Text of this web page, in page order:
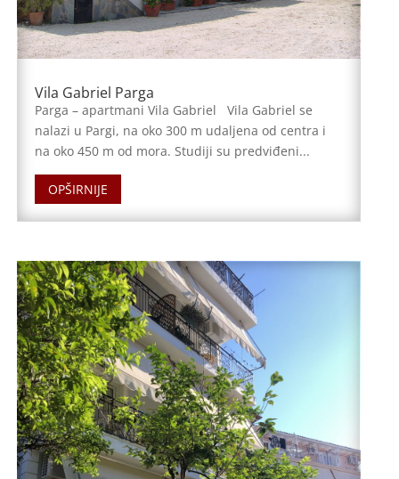
Vila Gabriel Parga
Parga – apartmani Vila Gabriel Vila Gabriel se
nalazi u Pargi, na oko 300 m udaljena od centra i
na oko 450 m od mora. Studiji su predviđeni...
OPŠIRNIJE